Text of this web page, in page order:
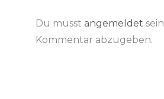
Du musst angemeldet
Kommentar abzugeben.